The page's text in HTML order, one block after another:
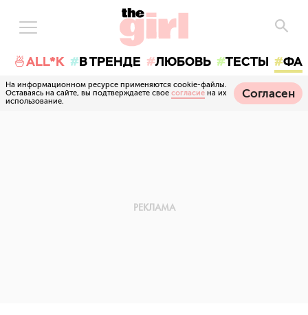
🍜ALL*K В ТРЕНДЕ ЛЮБОВЬ ТЕСТЫ
На информационном ресурсе применяются cookie-файлы.
Оставаясь на сайте, вы подтверждаете свое согласие на их
использование.
Согласен